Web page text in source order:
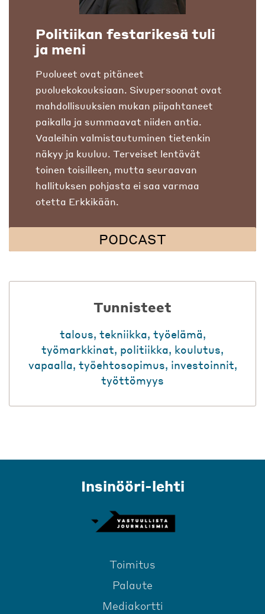
Politiikan festarikesä tuli
ja meni
Puolueet ovat pitäneet
puoluekokouksiaan. Sivupersoonat ovat
mahdollisuuksien mukan piipahtaneet
paikalla ja summaavat niiden antia.
Vaaleihin valmistautuminen tietenkin
näkyy ja kuuluu. Terveiset lentävät
toinen toisilleen, mutta seuraavan
hallituksen pohjasta ei saa varmaa
otetta Erkkikään.
PODCAST
Tunnisteet
talous, tekniikka, työelämä,
työmarkkinat, politiikka, koulutus,
vapaalla, työehtosopimus, investoinnit,
työttömyys
Insinööri-lehti
Toimitus
Palaute
Mediakortti